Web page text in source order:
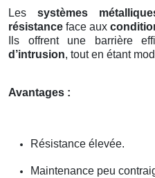
Lessystèmes
résistance face aux
Ils offrent une barrière
d’intrusion, tout en étant
Avantages :
Résistance élevée.
Maintenance peu